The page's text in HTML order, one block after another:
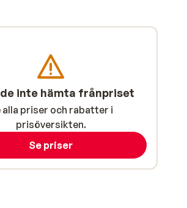
inte hämta frånpriset
alla priser och rabatter i
prisöversikten.
Se priser